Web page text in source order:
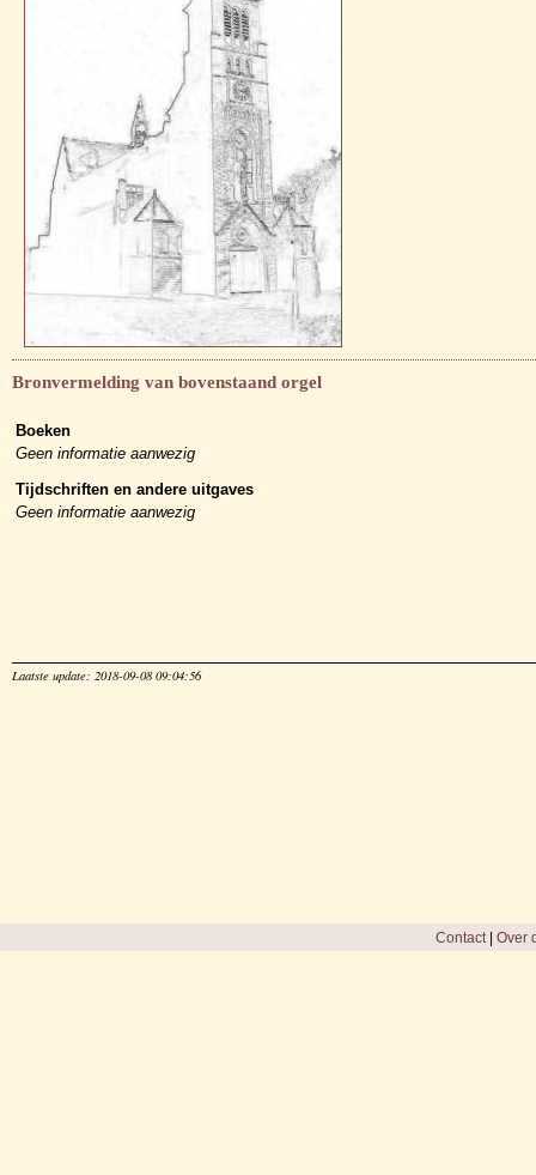
Bronvermelding van bovenstaand orgel
Boeken
Geen informatie aanwezig
Tijdschriften en andere uitgaves
Geen informatie aanwezig
Laatste update: 2018-09-08 09:04:56
Contact| Over